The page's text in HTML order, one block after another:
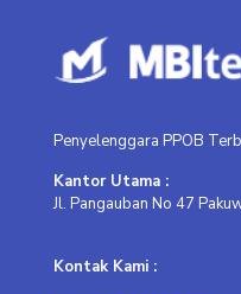
Penyelenggara PPOB
Kantor Utama :
Jl. Pangauban No 47
Kontak Kami :